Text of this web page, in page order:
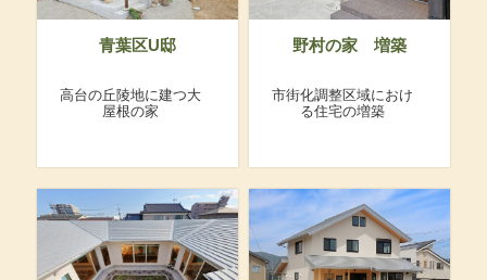
青葉区U邸
高台の丘陵地に建つ大
屋根の家
野村の家 増築
市街化調整区域におけ
る住宅の増築